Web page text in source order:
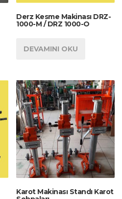
Derz Kesme Makinası DRZ-
1000-M / DRZ 1000-O
DEVAMINI OKU
Karot Makinası Standı Karot